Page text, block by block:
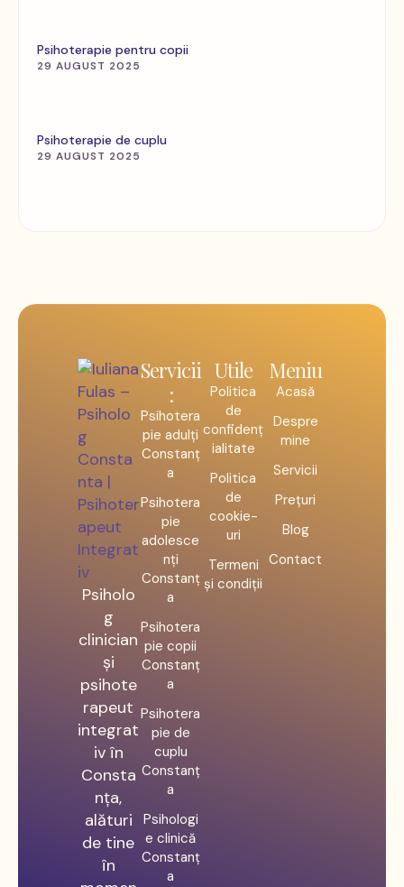
Psihoterapie pentru copii
29 AUGUST 2025
Psihoterapie de cuplu
29 AUGUST 2025
Psiholo
g
clinician
și
psihote
rapeut
integrat
iv în
Consta
nța,
alături
de tine
în
Servicii
:
Psihotera
pie adulți
Constanț
a
Psihotera
pie
adolesce
nți
Constanț
a
Psihotera
pie copii
Constanț
a
Psihotera
pie de
cuplu
Constanț
a
Psihologi
e clinică
Constanț
a
Utile
Politica
de
confidenț
ialitate
Politica
de
cookie-
uri
Termeni
și condiții
Meniu
Acasă
Despre
mine
Servicii
Prețuri
Blog
Contact